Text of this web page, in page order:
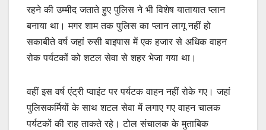
रहने की उम्मीद जताते हुए पुलिस ने भी विशेष यातायात प्लान
बनाया था। मगर शाम तक पुलिस का प्लान लागू नहीं हो
सकाबीते वर्ष जहां रुसी बाइपास में एक हजार से अधिक वाहन
रोक पर्यटकों को शटल सेवा से शहर भेजा गया था।
वहीं इस वर्ष एंट्री प्वाइंट पर पर्यटक वाहन नहीं रोके गए। जहां
पुलिसकर्मियों के साथ शटल सेवा में लगाए गए वाहन चालक
पर्यटकों की राह ताकते रहे। टोल संचालक के मुताबिक